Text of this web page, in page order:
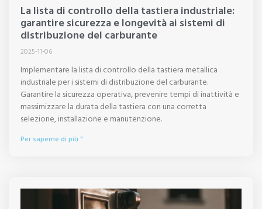
La lista di controllo della tastiera industriale:
garantire sicurezza e longevità ai sistemi di
distribuzione del carburante
2025-11-06
Implementare la lista di controllo della tastiera metallica
industriale per i sistemi di distribuzione del carburante.
Garantire la sicurezza operativa, prevenire tempi di inattività e
massimizzare la durata della tastiera con una corretta
selezione, installazione e manutenzione.
Per saperne di più "